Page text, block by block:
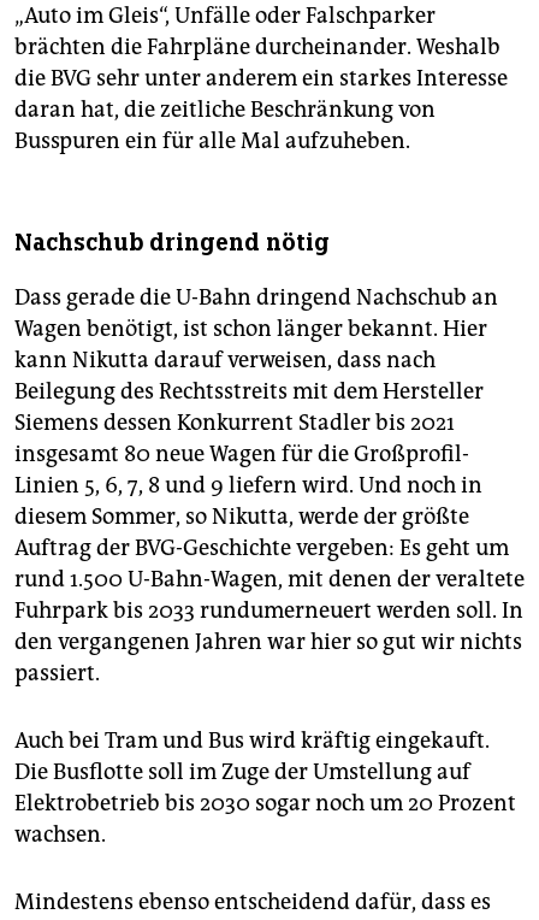
„Auto im Gleis“, Unfälle oder Falschparker
brächten die Fahrpläne durcheinander. Weshalb
die BVG sehr unter anderem ein starkes Interesse
daran hat, die zeitliche Beschränkung von
Busspuren ein für alle Mal aufzuheben.
Nachschub dringend nötig
Dass gerade die U-Bahn dringend Nachschub an
Wagen benötigt, ist schon länger bekannt. Hier
kann Nikutta darauf verweisen, dass nach
Beilegung des Rechtsstreits mit dem Hersteller
Siemens dessen Konkurrent Stadler bis 2021
insgesamt 80 neue Wagen für die Großprofil-
Linien 5, 6, 7, 8 und 9 liefern wird. Und noch in
diesem Sommer, so Nikutta, werde der größte
Auftrag der BVG-Geschichte vergeben: Es geht um
rund 1.500 U-Bahn-Wagen, mit denen der veraltete
Fuhrpark bis 2033 rundumerneuert werden soll. In
den vergangenen Jahren war hier so gut wir nichts
passiert.
Auch bei Tram und Bus wird kräftig eingekauft.
Die Busflotte soll im Zuge der Umstellung auf
Elektrobetrieb bis 2030 sogar noch um 20 Prozent
wachsen.
Mindestens ebenso entscheidend dafür, dass es